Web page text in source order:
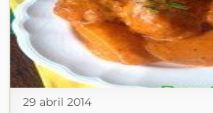
29 abril 2014